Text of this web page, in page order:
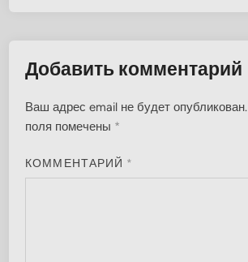
Добавить комментарий
Ваш адрес email не будет опубликован.
поля помечены *
КОММЕНТАРИЙ *